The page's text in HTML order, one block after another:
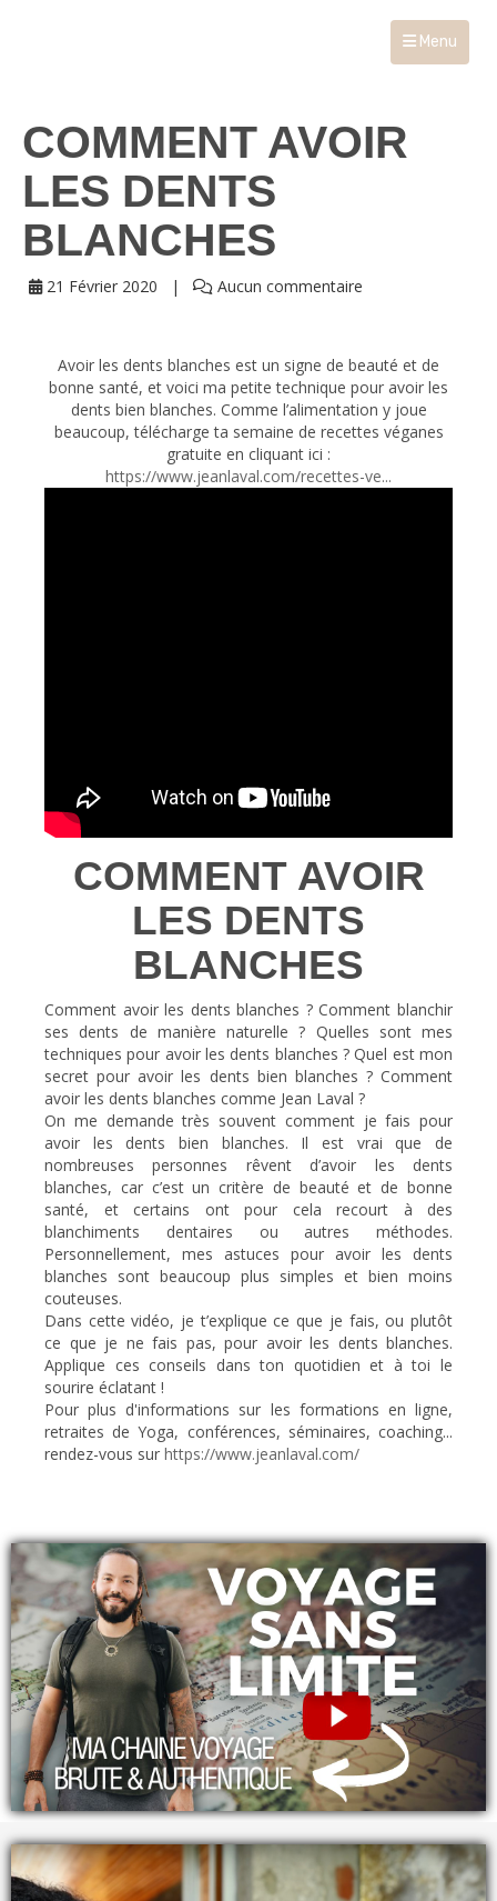
Menu
COMMENT AVOIR
LES DENTS
BLANCHES
21 Février 2020 Aucun commentaire
Avoir les dents blanches est un signe de beauté et de
bonne santé, et voici ma petite technique pour avoir les
dents bien blanches. Comme l’alimentation y joue
beaucoup, télécharge ta semaine de recettes véganes
gratuite en cliquant ici :
https://www.jeanlaval.com/recettes-ve...
COMMENT AVOIR
LES DENTS
BLANCHES
Comment avoir les dents blanches ? Comment blanchir
ses dents de manière naturelle ? Quelles sont mes
techniques pour avoir les dents blanches ? Quel est mon
secret pour avoir les dents bien blanches ? Comment
avoir les dents blanches comme Jean Laval ?
On me demande très souvent comment je fais pour
avoir les dents bien blanches. Il est vrai que de
nombreuses personnes rêvent d’avoir les dents
blanches, car c’est un critère de beauté et de bonne
santé, et certains ont pour cela recourt à des
blanchiments dentaires ou autres méthodes.
Personnellement, mes astuces pour avoir les dents
blanches sont beaucoup plus simples et bien moins
couteuses.
Dans cette vidéo, je t’explique ce que je fais, ou plutôt
ce que je ne fais pas, pour avoir les dents blanches.
Applique ces conseils dans ton quotidien et à toi le
sourire éclatant !
Pour plus d'informations sur les formations en ligne,
retraites de Yoga, conférences, séminaires, coaching...
rendez-vous sur https://www.jeanlaval.com/